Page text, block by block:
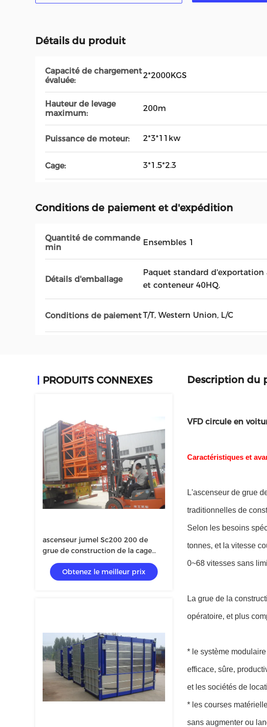
Détails du produit
Capacité de chargement
évaluée:
2*2000KGS
Hauteur de levage
maximum:
200m
Puissance de moteur: 2*3*11kw
Cage: 3*1.5*2.3
Conditions de paiement et d'expédition
Quantité de commande
min
Ensembles 1
Détails d'emballage
Paquet standard d'exportation
et conteneur 40HQ.
Conditions de paiementT/T, Western Union, L/C
PRODUITS CONNEXES
ascenseur jumel Sc200 200 de
grue de construction de la cage
3×1.5×2.2 de 50m
Obtenez le meilleur prix
Description du
VFD circule en
Caractéristiques et
L'ascenseur de grue
traditionnelles de
Selon les besoins
tonnes, et la vitesse
0~68 vitesses sans
La grue de la
opératoire, et plus
* le système
efficace, sûre,
et les sociétés de
* les courses
sans augmenter ou